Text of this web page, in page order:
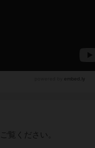
覧ください。